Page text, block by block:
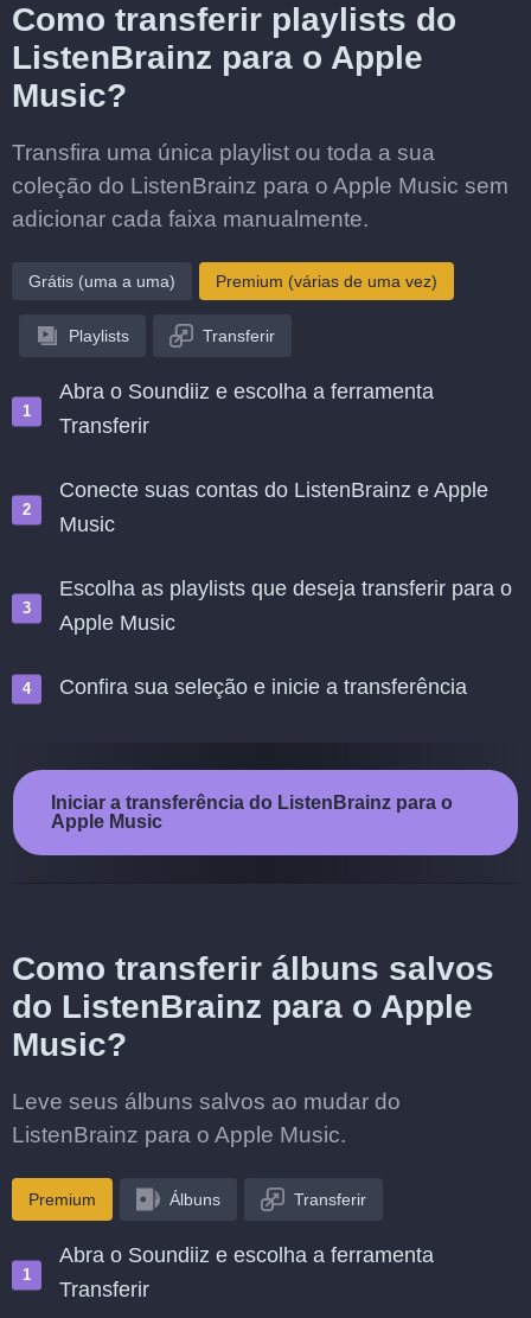
Como transferir playlists do
ListenBrainz para o Apple
Music?
Transfira uma única playlist ou toda a sua
coleção do ListenBrainz para o Apple Music sem
adicionar cada faixa manualmente.
Grátis (uma a uma) Premium (várias de uma vez)
Playlists Transferir
Abra o Soundiiz e escolha a ferramenta
Transferir
Conecte suas contas do ListenBrainz e Apple
Music
Escolha as playlists que deseja transferir para o
Apple Music
Confira sua seleção e inicie a transferência
Iniciar a transferência do ListenBrainz para o
Apple Music
Como transferir álbuns salvos
do ListenBrainz para o Apple
Music?
Leve seus álbuns salvos ao mudar do
ListenBrainz para o Apple Music.
Premium Álbuns Transferir
Abra o Soundiiz e escolha a ferramenta
Transferir